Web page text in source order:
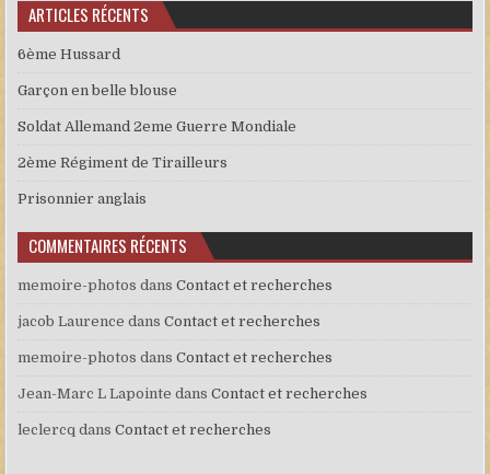
ARTICLES RÉCENTS
6ème Hussard
Garçon en belle blouse
Soldat Allemand 2eme Guerre Mondiale
2ème Régiment de Tirailleurs
Prisonnier anglais
COMMENTAIRES RÉCENTS
memoire-photos dansContact et recherches
jacob Laurence dansContact et recherches
memoire-photos dansContact et recherches
Jean-Marc L Lapointe dansContact et recherches
leclercq dansContact et recherches